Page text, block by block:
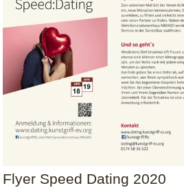
Flyer Speed Dating 2020